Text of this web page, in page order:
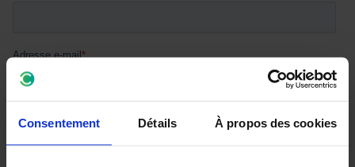
Consentement Détails À propos des cookies